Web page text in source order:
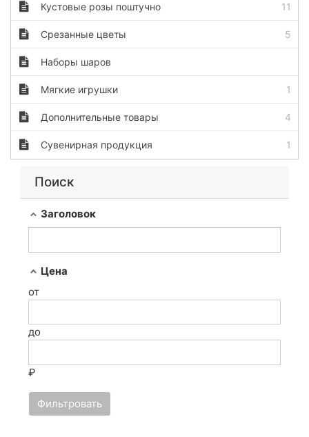
11
Кустовые розы поштучно
5
Срезанные цветы
Наборы шаров
1
Мягкие игрушки
4
Дополнительные товары
1
Сувенирная продукция
Поиск
Заголовок
Цена
от
до
₽
Фильтровать